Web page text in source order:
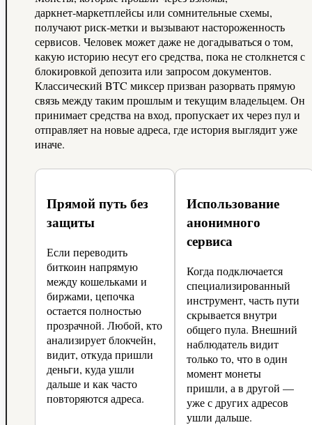
даркнет‑маркетплейсы или сомнительные схемы,
получают риск‑метки и вызывают настороженность
сервисов. Человек может даже не догадываться о том,
какую историю несут его средства, пока не столкнется с
блокировкой депозита или запросом документов.
Классический BTC миксер призван разорвать прямую
связь между таким прошлым и текущим владельцем. Он
принимает средства на вход, пропускает их через пул и
отправляет на новые адреса, где история выглядит уже
иначе.
Прямой путь без
защиты
Если переводить
биткоин напрямую
между кошельками и
биржами, цепочка
остается полностью
прозрачной. Любой, кто
анализирует блокчейн,
видит, откуда пришли
деньги, куда ушли
дальше и как часто
повторяются адреса.
Использование
анонимного
сервиса
Когда подключается
специализированный
инструмент, часть пути
скрывается внутри
общего пула. Внешний
наблюдатель видит
только то, что в один
момент монеты
пришли, а в другой —
уже с других адресов
ушли дальше.